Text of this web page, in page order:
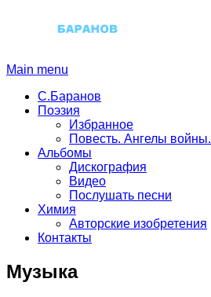
Main menu
С.Баранов
Поэзия
Избранное
Повесть. Ангелы войны.
Альбомы
Дискография
Видео
Послушать песни
Химия
Авторские изобретения
Контакты
Музыка